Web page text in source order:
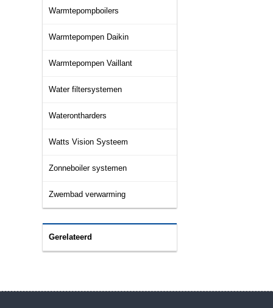
Warmtepompboilers
Warmtepompen Daikin
Warmtepompen Vaillant
Water filtersystemen
Waterontharders
Watts Vision Systeem
Zonneboiler systemen
Zwembad verwarming
Gerelateerd